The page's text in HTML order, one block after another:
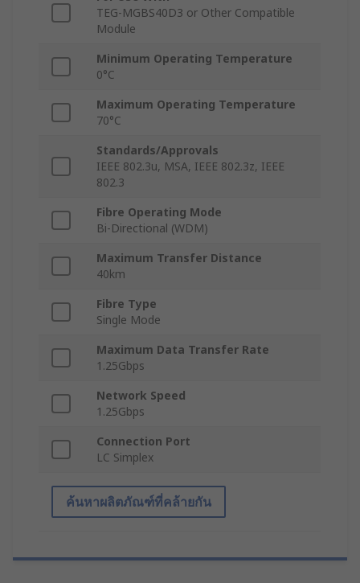
TEG-MGBS40D3 or Other Compatible
Module
Minimum Operating Temperature
0°C
Maximum Operating Temperature
70°C
Standards/Approvals
IEEE 802.3u, MSA, IEEE 802.3z, IEEE
802.3
Fibre Operating Mode
Bi-Directional (WDM)
Maximum Transfer Distance
40km
Fibre Type
Single Mode
Maximum Data Transfer Rate
1.25Gbps
Network Speed
1.25Gbps
Connection Port
LC Simplex
ค้นหาผลิตภัณฑ์ที่คล้ายกัน